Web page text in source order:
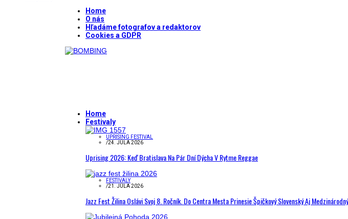
Home
O nás
Hľadáme fotografov a redaktorov
Cookies a GDPR
Home
Festivaly
UPRISING FESTIVAL
/24. JÚLA 2026
Uprising 2026: Keď Bratislava Na Pár Dní Dýcha V Rytme Reggae
FESTIVALY
/21. JÚLA 2026
Jazz Fest Žilina Oslávi Svoj 8. Ročník. Do Centra Mesta Prinesie Špičkový Slovenský Aj